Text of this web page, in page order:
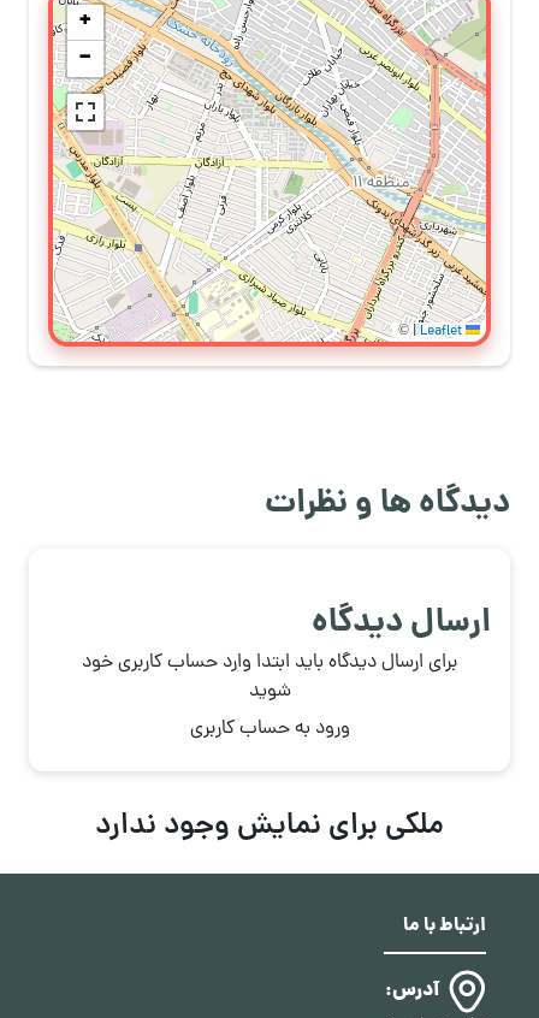
+
−
|
©
دیدگاه ها و نظرات
ارسال دیدگاه
برای ارسال دیدگاه باید ابتدا وارد حساب کاربری خود
شوید
ورود به حساب کاربری
ملکی برای نمایش وجود ندارد
ارتباط با ما
آدرس: